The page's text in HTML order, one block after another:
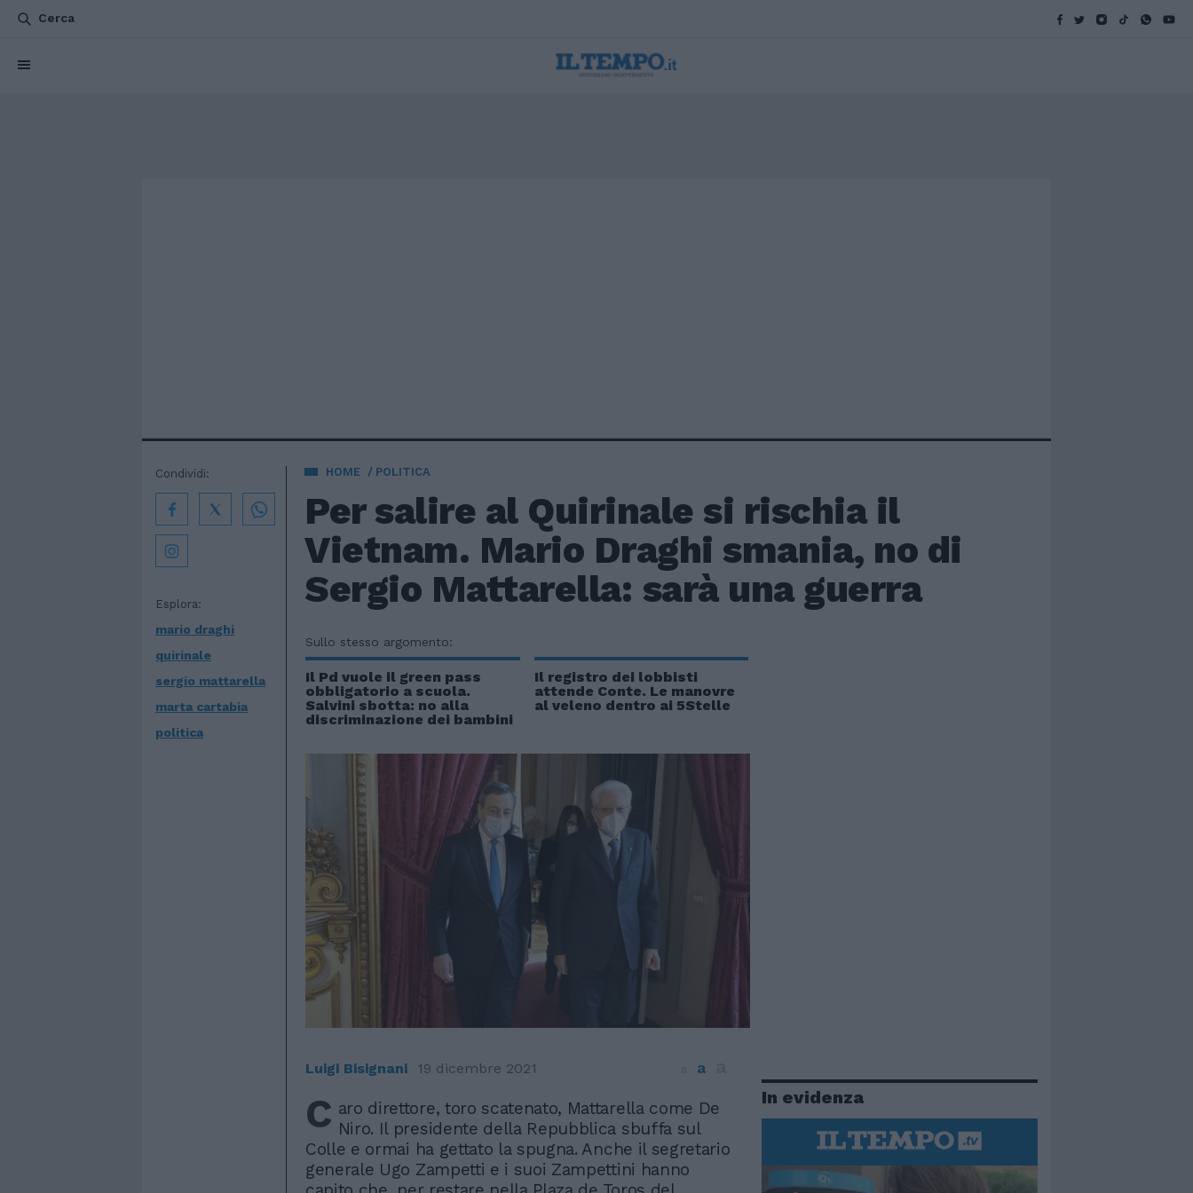
Cerca
HOME POLITICA
Per salire al Quirinale si rischia il
Vietnam. Mario Draghi smania, no di
Sergio Mattarella: sarà una guerra
Esplora:
mario draghi
quirinale
sergio mattarella
marta cartabia
politica
Condividi:
Sullo stesso argomento:
Il Pd vuole il green pass
obbligatorio a scuola.
Salvini sbotta: no alla
discriminazione dei bambini
Il registro dei lobbisti
attende Conte. Le manovre
al veleno dentro ai 5Stelle
Luigi Bisignani 19 dicembre 2021 a
C aro direttore, toro scatenato, Mattarella come De
Niro. Il presidente della Repubblica sbuffa sul
Colle e ormai ha gettato la spugna. Anche il segretario
generale Ugo Zampetti e i suoi Zampettini hanno
In evidenza